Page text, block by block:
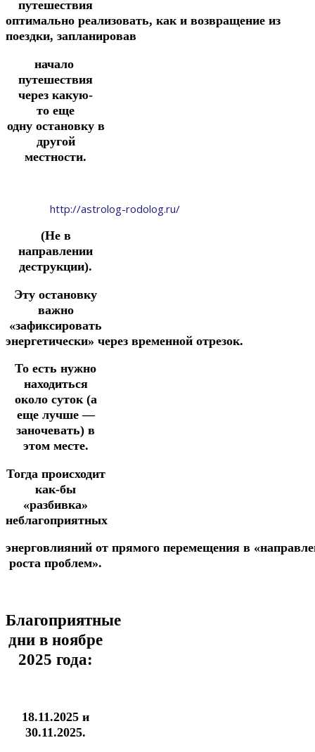
путешествия
оптимально реализовать, как и возвращение из
поездки, запланировав
начало
путешествия
через какую-
то еще
одну остановку в
другой
местности.
http://astrolog-rodolog.ru/
(Не в
направлении
деструкции).
Эту остановку
важно
«зафиксировать
энергетически» через временной отрезок.
То есть нужно
находиться
около суток (а
еще лучше —
заночевать) в
этом месте.
Тогда происходит
как-бы
«разбивка»
неблагоприятных
энерговлияний от прямого перемещения в
роста проблем».
Благоприятные
дни в ноябре
2025 года:
18.11.2025 и
30.11.2025.